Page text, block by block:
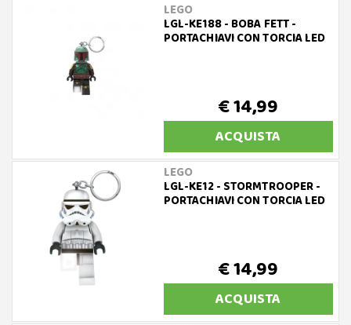
LEGO
LGL-KE188 - BOBA FETT -
PORTACHIAVI CON TORCIA LED
€ 14,99
ACQUISTA
LEGO
LGL-KE12 - STORMTROOPER -
PORTACHIAVI CON TORCIA LED
€ 14,99
ACQUISTA